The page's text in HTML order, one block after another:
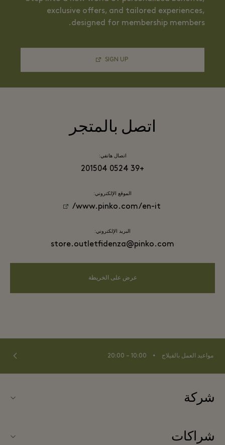
exclusive offers, and tailored experiences,
designed for membership members.
SIGN UP
اتصل بالمتجر
اتصال هاتفي:
+39 0524 201504
الموقع الإلكتروني:
www.pinko.com/en-it/
البريد الإلكتروني:
store.outletfidenza@pinko.com
عرض على الخريطة
مواعيد العمل بالفيلاج ⬩
10:00 – 20:00
شركة
الأسئلة المتكررة
شراكات